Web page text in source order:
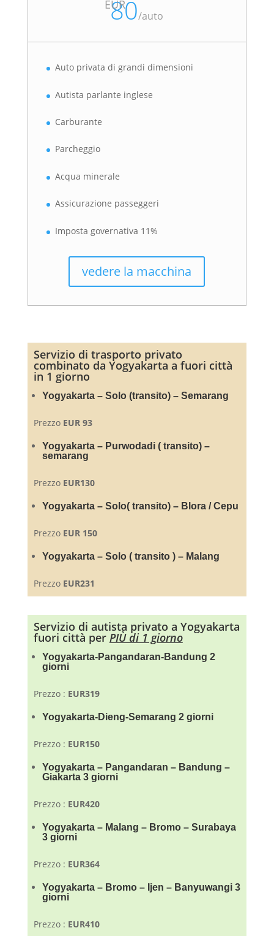
EUR
80/auto
Auto privata di grandi dimensioni
Autista parlante inglese
Carburante
Parcheggio
Acqua minerale
Assicurazione passeggeri
Imposta governativa 11%
vedere la macchina
Servizio di trasporto privato
combinato da Yogyakarta a fuori città
in 1 giorno
Yogyakarta – Solo (transito) – Semarang
Prezzo EUR 93
Yogyakarta – Purwodadi ( transito) –
semarang
PrezzoEUR130
Yogyakarta – Solo( transito) – Blora / Cepu
Prezzo EUR 150
Yogyakarta – Solo ( transito ) – Malang
Prezzo EUR231
Servizio di autista privato a Yogyakarta
fuori città per PIÙ di 1 giorno
Yogyakarta-Pangandaran-Bandung 2
giorni
Prezzo : EUR319
Yogyakarta-Dieng-Semarang 2 giorni
Prezzo : EUR150
Yogyakarta – Pangandaran – Bandung –
Giakarta 3 giorni
Prezzo : EUR420
Yogyakarta – Malang – Bromo – Surabaya
3 giorni
Prezzo : EUR364
Yogyakarta – Bromo – Ijen – Banyuwangi 3
giorni
Prezzo : EUR410